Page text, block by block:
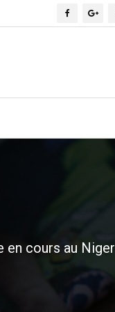
en cours au Niger